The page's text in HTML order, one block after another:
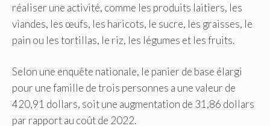
réaliser une activité, comme les produits laitiers, les
viandes, les œufs, les haricots, le sucre, les graisses, le
pain ou les tortillas, le riz, les légumes et les fruits.
Selon une enquête nationale, le panier de base élargi
pour une famille de trois personnes a une valeur de
420,91 dollars, soit une augmentation de 31,86 dollars
par rapport au coût de 2022.